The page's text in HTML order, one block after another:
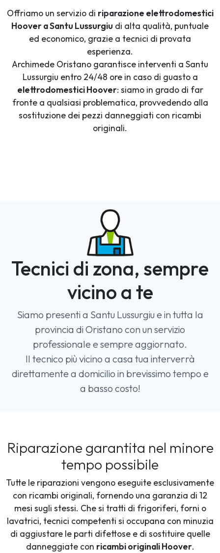
Offriamo un servizio di riparazione elettrodomestici
Hoover a Santu Lussurgiu di alta qualità, puntuale
ed economico, grazie a tecnici di provata
esperienza.
Archimede Oristano garantisce interventi a Santu
Lussurgiu entro 24/48 ore in caso di guasto a
elettrodomestici Hoover: siamo in grado di far
fronte a qualsiasi problematica, provvedendo alla
sostituzione dei pezzi danneggiati con ricambi
originali.
Tecnici di zona, sempre
vicino a te
Siamo presenti a Santu Lussurgiu e in tutta la
provincia di Oristano con un servizio
professionale e sempre aggiornato.
Il tecnico più vicino a casa tua interverrà
direttamente a domicilio in brevissimo tempo e
a basso costo!
Riparazione garantita nel minore
tempo possibile
Tutte le riparazioni vengono eseguite esclusivamente
con ricambi originali, fornendo una garanzia di 12
mesi sugli stessi. Che si tratti di frigoriferi, forni o
lavatrici, tecnici competenti si occupana con minuzia
di aggiustare le parti difettose e di sostituire quelle
danneggiate con ricambi originali Hoover.